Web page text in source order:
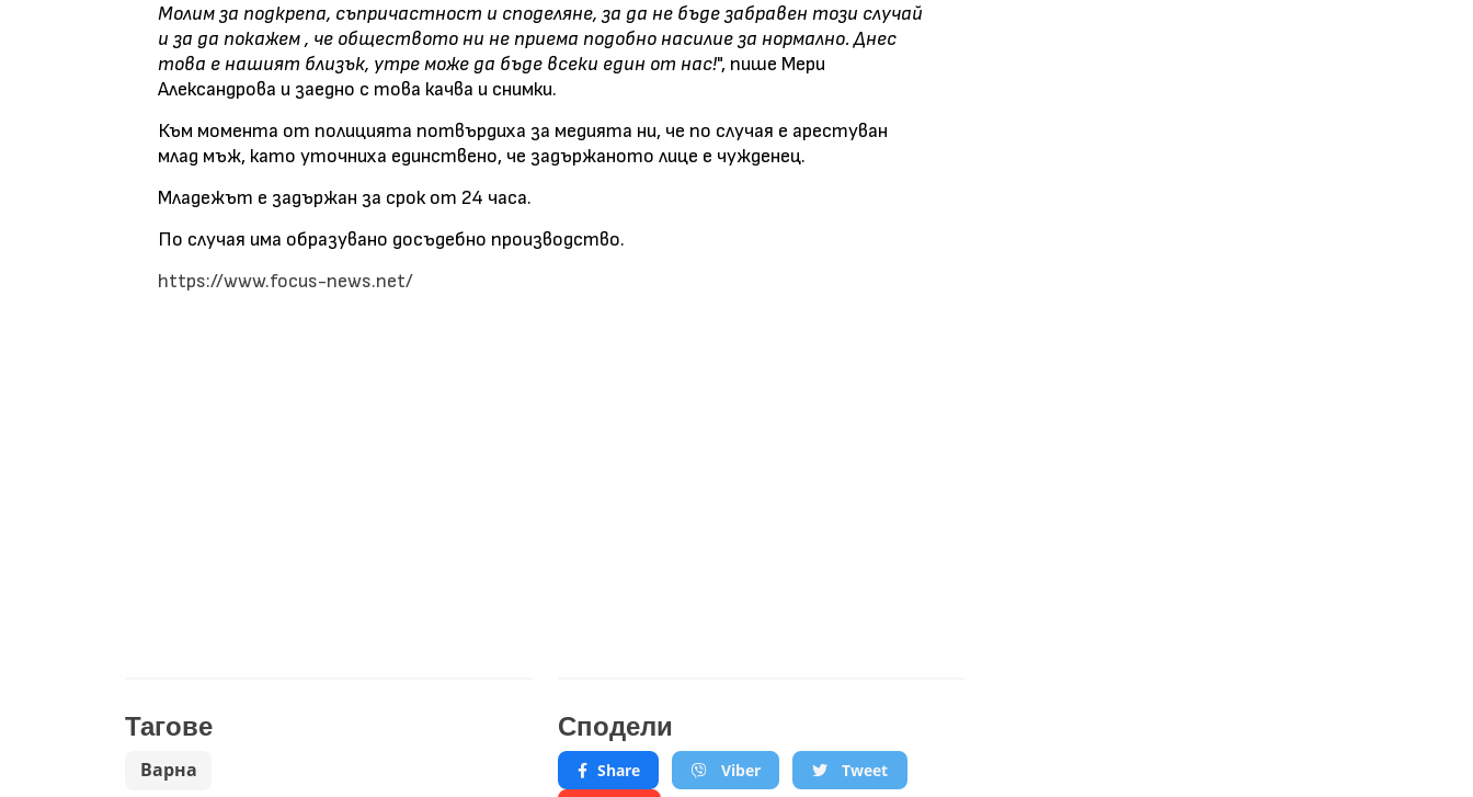
Молим за подкрепа, съпричастност и споделяне, за да не бъде забравен този случай
и за да покажем , че обществото ни не приема подобно насилие за нормално. Днес
това е нашият близък, утре може да бъде всеки един от нас!", пише Мери
Александрова и заедно с това качва и снимки.
Към момента от полицията потвърдиха за медията ни, че по случая е арестуван
млад мъж, като уточниха единствено, че задържаното лице е чужденец.
Младежът е задържан за срок от 24 часа.
По случая има образувано досъдебно производство.
https://www.focus-news.net/
Тагове
Варна
Сподели
Share Viber
Tweet